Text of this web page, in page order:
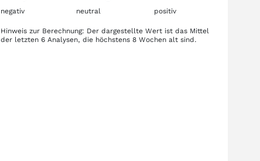
negativ neutral positiv
Hinweis zur Berechnung: Der dargestellte Wert ist das Mittel
der letzten 6 Analysen, die höchstens 8 Wochen alt sind.